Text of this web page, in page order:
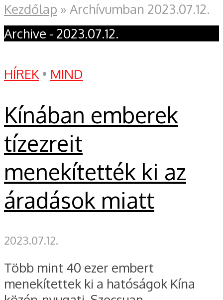
Kezdőlap » Archívumban 2023.07.12.
Archive - 2023.07.12.
HÍREK • MIND
Kínában emberek
tízezreit
menekítették ki az
áradások miatt
2023.07.12.
Több mint 40 ezer embert
menekítettek ki a hatóságok Kína